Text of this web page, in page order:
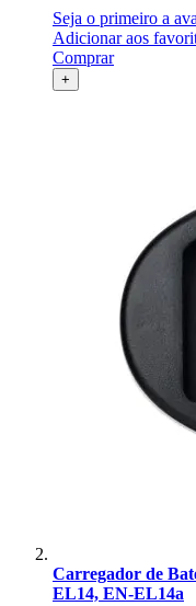
Seja o primeiro a
Adicionar aos
Comprar
+
Carregador de
EL14, EN-EL14a